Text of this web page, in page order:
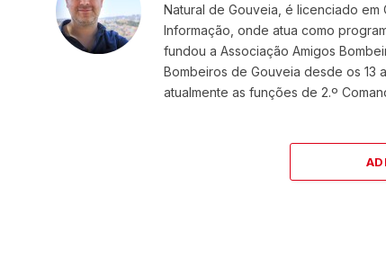
Natural de Gouveia, é licenciado em
Informação, onde atua como
fundou a Associação Amigos
Bombeiros de Gouveia desde os 13
atualmente as funções de 2.º